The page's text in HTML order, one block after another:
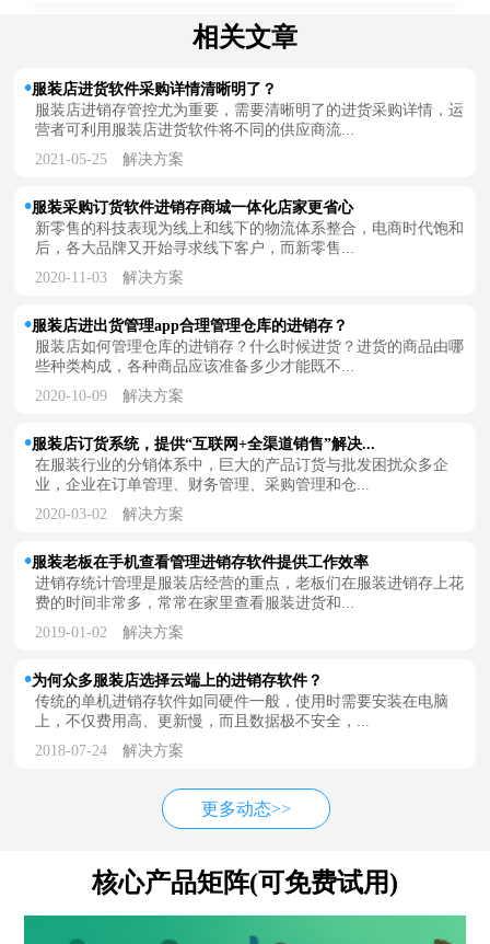
相关文章
服装店进货软件采购详情清晰明了？
服装店进销存管控尤为重要，需要清晰明了的进货采购详情，运
营者可利用服装店进货软件将不同的供应商流...
2021-05-25 解决方案
服装采购订货软件进销存商城一体化店家更省心
新零售的科技表现为线上和线下的物流体系整合，电商时代饱和
后，各大品牌又开始寻求线下客户，而新零售...
2020-11-03 解决方案
服装店进出货管理app合理管理仓库的进销存？
服装店如何管理仓库的进销存？什么时候进货？进货的商品由哪
些种类构成，各种商品应该准备多少才能既不...
2020-10-09 解决方案
服装店订货系统，提供“互联网+全渠道销售”解决...
在服装行业的分销体系中，巨大的产品订货与批发困扰众多企
业，企业在订单管理、财务管理、采购管理和仓...
2020-03-02 解决方案
服装老板在手机查看管理进销存软件提供工作效率
进销存统计管理是服装店经营的重点，老板们在服装进销存上花
费的时间非常多，常常在家里查看服装进货和...
2019-01-02 解决方案
为何众多服装店选择云端上的进销存软件？
传统的单机进销存软件如同硬件一般，使用时需要安装在电脑
上，不仅费用高、更新慢，而且数据极不安全，...
2018-07-24 解决方案
更多动态>>
核心产品矩阵(可免费试用)